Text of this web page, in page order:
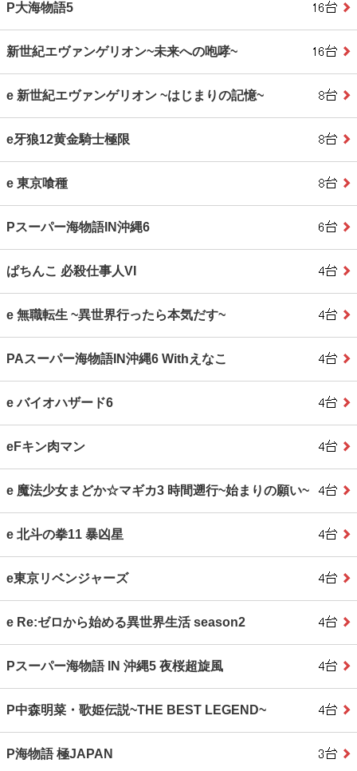
P大海物語5
新世紀エヴァンゲリオン~未来への咆哮~
e 新世紀エヴァンゲリオン ~はじまりの記憶~
e牙狼12黄金騎士極限
e 東京喰種
Pスーパー海物語IN沖縄6
ぱちんこ 必殺仕事人VI
e 無職転生 ~異世界行ったら本気だす~
PAスーパー海物語IN沖縄6 Withえなこ
e バイオハザード6
eFキン肉マン
e 魔法少女まどか☆マギカ3 時間遡行~始まりの願い~
e 北斗の拳11 暴凶星
e東京リベンジャーズ
e Re:ゼロから始める異世界生活 season2
Pスーパー海物語 IN 沖縄5 夜桜超旋風
P中森明菜・歌姫伝説~THE BEST LEGEND~
P海物語 極JAPAN